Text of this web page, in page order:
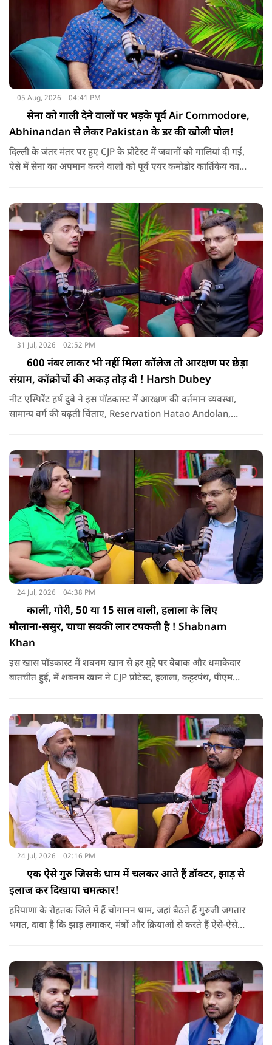
05 Aug, 2026 04:41 PM
सेना को गाली देने वालों पर भड़के पूर्व Air Commodore,
Abhinandan से लेकर Pakistan के डर की खोली पोल!
दिल्ली के जंतर मंतर पर हुए CJP के प्रोटेस्ट में जवानों को गालियां दी गई,
ऐसे में सेना का अपमान करने वालों को पूर्व एयर कमोडोर कार्तिकेय काले
विंग कमांडर अभिनंदन की वापसी, पाकिस्तान के खौफ की अंदरूनी
सच्चाई पर बेबाक बात की, सुनिए
31 Jul, 2026 02:52 PM
600 नंबर लाकर भी नहीं मिला कॉलेज तो आरक्षण पर छेड़ा
संग्राम, कॉक्रोचों की अकड़ तोड़ दी ! Harsh Dubey
नीट एस्पिरेंट हर्ष दुबे ने इस पॉडकास्ट में आरक्षण की वर्तमान व्यवस्था,
सामान्य वर्ग की बढ़ती चिंताए, Reservation Hatao Andolan,
24 Jul, 2026 04:38 PM
काली, गोरी, 50 या 15 साल वाली, हलाला के लिए
मौलाना-ससुर, चाचा सबकी लार टपकती है ! Shabnam
Khan
इस खास पॉडकास्ट में शबनम खान से हर मुद्दे पर बेबाक और धमाकेदार
बातचीत हुई, में शबनम खान ने CJP प्रोटेस्ट, हलाला, कट्टरपंथ, पीएम
24 Jul, 2026 02:16 PM
एक ऐसे गुरु जिसके धाम में चलकर आते हैं डॉक्टर, झाड़ से
इलाज कर दिखाया चमत्कार!
हरियाणा के रोहतक जिले में हैं चोगानन धाम, जहां बैठते हैं गुरुजी जगतार
भगत, दावा है कि झाड़ लगाकर, मंत्रों और क्रियाओं से करते हैं ऐसे-ऐसे
कहां थे, क्या करते थे, उनकी जिंदगी, उनकी शक्तियां और उनके दावों से
जुड़ी हर जानकारी…